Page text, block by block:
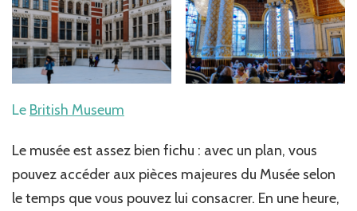
Le British Museum
Le musée est assez bien fichu : avec un plan, vous
pouvez accéder aux pièces majeures du Musée selon
le temps que vous pouvez lui consacrer. En une heure,